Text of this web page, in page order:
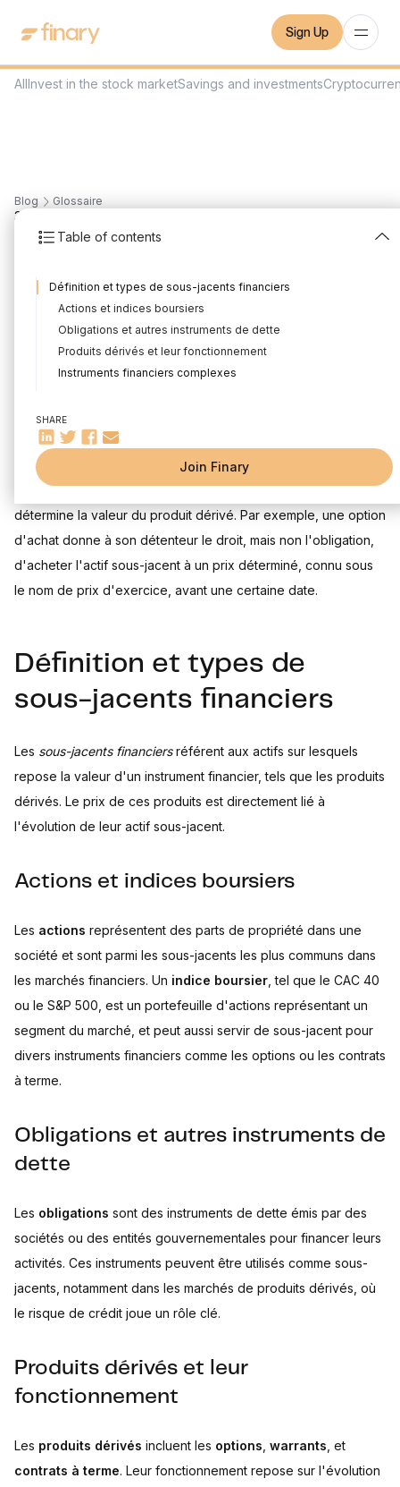
Sign Up
Blog Glossaire
Table of contents
Définition et types de sous-jacents financiers
Actions et indices boursiers
Obligations et autres instruments de dette
Produits dérivés et leur fonctionnement
Instruments financiers complexes
Rôle de l'actif sous-jacent dans le produit dérivé
Considérations relatives au risque et à la performance
Implication pour les investisseurs et gestion du portefeuille
SHARE
Join Finary
3
Written byMounir Laggoune Edited byMounir Laggoune
En finance, le terme "sous-jacent" désigne l'actif de base sur
action, une obligation, un bien matériel, un taux d’intérêt ou un
indice boursier.
Le comportement de ce sous-jacent est crucial car il
détermine la valeur du produit dérivé. Par exemple, une option
d'achat donne à son détenteur le droit, mais non l'obligation,
d'acheter l'actif sous-jacent à un prix déterminé, connu sous
le nom de prix d'exercice, avant une certaine date.
Définition et types de
sous-jacents financiers
Les sous-jacents financiersréférent aux actifs sur lesquels
repose la valeur d'un instrument financier, tels que les produits
dérivés. Le prix de ces produits est directement lié à
l'évolution de leur actif sous-jacent.
Actions et indices boursiers
Les actions représentent des parts de propriété dans une
société et sont parmi les sous-jacents les plus communs dans
les marchés financiers. Un indice boursier , tel que le CAC 40
ou le S&P 500, est un portefeuille d'actions représentant un
segment du marché, et peut aussi servir de sous-jacent pour
divers instruments financiers comme les options ou les contrats
à terme.
Obligations et autres instruments de
dette
Les obligations sont des instruments de dette émis par des
sociétés ou des entités gouvernementales pour financer leurs
activités. Ces instruments peuvent être utilisés comme sous-
jacents, notamment dans les marchés de produits dérivés, où
le risque de crédit joue un rôle clé.
Produits dérivés et leur
fonctionnement
Les produits dérivés incluent les options warrants , et
contrats à terme. Leur fonctionnement repose sur l'évolution
AllInvest in the stock marketSavings and investments